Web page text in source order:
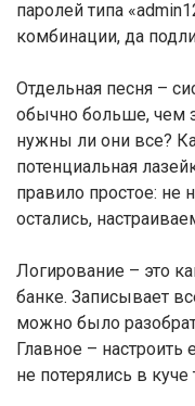
паролей типа
комбинации, да
Отдельная песня –
обычно больше, чем
нужны ли они все?
потенциальная
правило простое: не
остались,
Логирование – это
банке. Записывает
можно было
Главное –
не потерялись в куче